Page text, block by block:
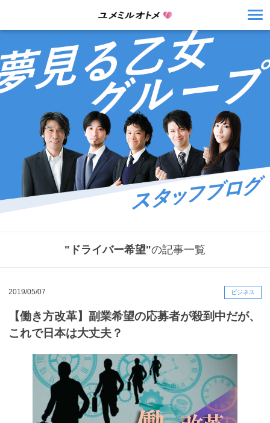
"ドライバー希望"の記事一覧
2019/05/07 ビジネス
【働き方改革】副業希望の応募者が殺到中だが、
これで日本は大丈夫？